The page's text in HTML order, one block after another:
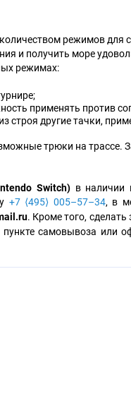
режимов для
и получить море
режимах:
применять против
строя другие тачки,
трюки на трассе.
Switch) в наличии
+7 ⟨495⟩ 005–57–34, в
. Кроме того,
самовывоза или